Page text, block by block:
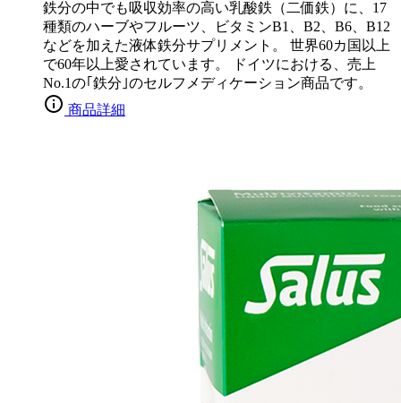
鉄分の中でも吸収効率の高い乳酸鉄（二価鉄）に、17
種類のハーブやフルーツ、ビタミンB1、B2、B6、B12
などを加えた液体鉄分サプリメント。 世界60カ国以上
で60年以上愛されています。 ドイツにおける、売上
No.1の｢鉄分｣のセルフメディケーション商品です。
商品詳細